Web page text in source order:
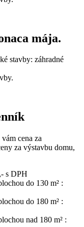
mája.
stavby: záhradné
cena za
za výstavbu domu,
s DPH
do 130 m² :
do 180 m² :
nad 180 m² :